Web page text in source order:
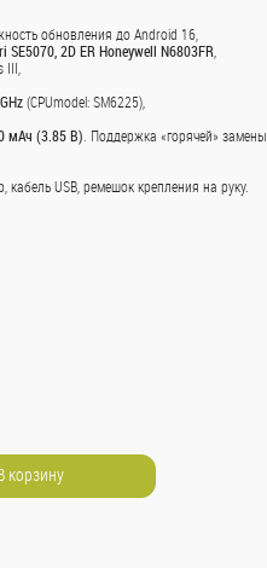
обновления до Android 16,
SE5070, 2D ER Honeywell N6803FR
III,
(CPUmodel: SM6225),
мАч (3.85 В) . Поддержка «горячей» замены,
USB, ремешок крепления на руку.
корзину
листов.